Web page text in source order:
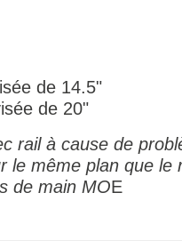
de 14.5"
de 20"
rail à cause de
même plan que le
de main MOE